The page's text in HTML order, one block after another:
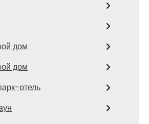
дом
дом
отель